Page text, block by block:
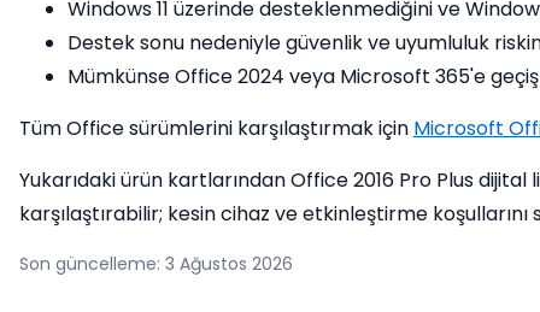
Windows 11 üzerinde desteklenmediğini ve
Destek sonu nedeniyle güvenlik ve uyumluluk
Mümkünse Office 2024 veya Microsoft 365'e
Tüm Office sürümlerini karşılaştırmak için Microsoft
Yukarıdaki ürün kartlarından Office 2016 Pro Plus dijital
karşılaştırabilir; kesin cihaz ve etkinleştirme
Son güncelleme: 3 Ağustos 2026